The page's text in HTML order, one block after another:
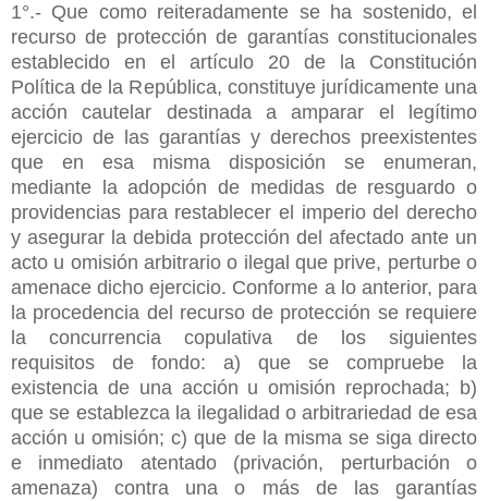
1°.- Que como reiteradamente se ha sostenido, el
recurso de protección de garantías constitucionales
establecido en el artículo 20 de la Constitución
Política de la República, constituye jurídicamente una
acción cautelar destinada a amparar el legítimo
ejercicio de las garantías y derechos preexistentes
que en esa misma disposición se enumeran,
mediante la adopción de medidas de resguardo o
providencias para restablecer el imperio del derecho
y asegurar la debida protección del afectado ante un
acto u omisión arbitrario o ilegal que prive, perturbe o
amenace dicho ejercicio. Conforme a lo anterior, para
la procedencia del recurso de protección se requiere
la concurrencia copulativa de los siguientes
requisitos de fondo: a) que se compruebe la
existencia de una acción u omisión reprochada; b)
que se establezca la ilegalidad o arbitrariedad de esa
acción u omisión; c) que de la misma se siga directo
e inmediato atentado (privación, perturbación o
amenaza) contra una o más de las garantías